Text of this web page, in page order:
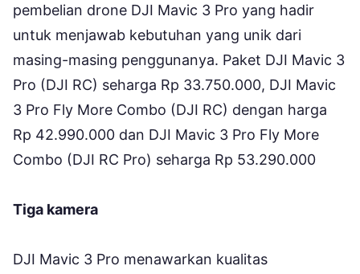
pembelian drone DJI Mavic 3 Pro yang hadir
untuk menjawab kebutuhan yang unik dari
masing-masing penggunanya. Paket DJI Mavic 3
Pro (DJI RC) seharga Rp 33.750.000, DJI Mavic
3 Pro Fly More Combo (DJI RC) dengan harga
Rp 42.990.000 dan DJI Mavic 3 Pro Fly More
Combo (DJI RC Pro) seharga Rp 53.290.000
Tiga kamera
DJI Mavic 3 Pro menawarkan kualitas